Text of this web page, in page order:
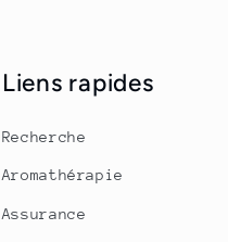
Liens rapides
Recherche
Aromathérapie
Assurance